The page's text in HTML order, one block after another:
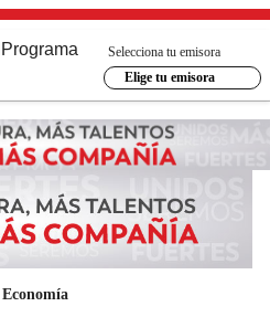
Programa
Selecciona tu emisora
Elige tu emisora
Economía